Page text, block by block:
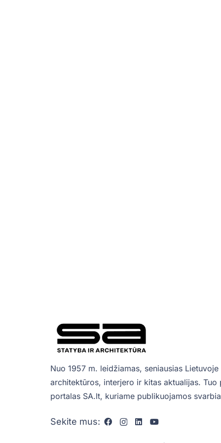
Nuo 1957 m. leidžiamas, seniausias
architektūros, interjero ir kitas aktualijas.
portalas SA.lt, kuriame publikuojamos
Sekite mus: